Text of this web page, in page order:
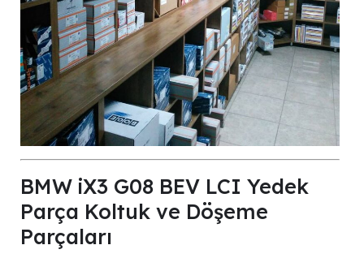
BMW iX3 G08 BEV LCI Yedek
Parça Koltuk ve Döşeme
Parçaları